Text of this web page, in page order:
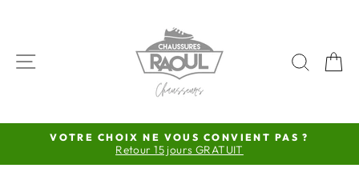
NAVIGATION
Diaporama
Pause
VOTRE CHOIX NE VOUS CONVIENT PAS ?
Retour 15 jours GRATUIT